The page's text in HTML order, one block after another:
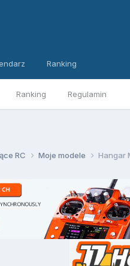
Ranking Regulamin
Ranking
RC Moje modele Hangar